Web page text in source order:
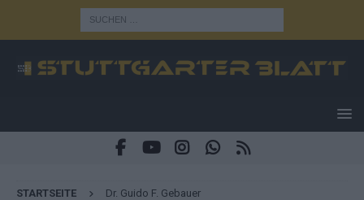
STARTSEITE Dr. Guido F. Gebauer